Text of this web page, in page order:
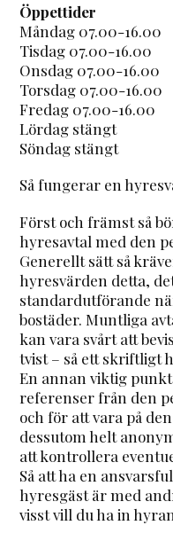
Öppettider
Måndag 07.00-16.00
Tisdag 07.00-16.00
Onsdag 07.00-16.00
Torsdag 07.00-16.00
Fredag 07.00-16.00
Lördag stängt
Söndag stängt
Så fungerar en
Först och främst så
hyresavtal med den
Generellt sätt så
hyresvärden detta,
standardutförande
bostäder. Muntliga
kan vara svårt att
tvist – så ett skriftligt
En annan viktig
referenser från den
och för att vara på
dessutom helt
att kontrollera
Så att ha en
hyresgäst är med
visst vill du ha in